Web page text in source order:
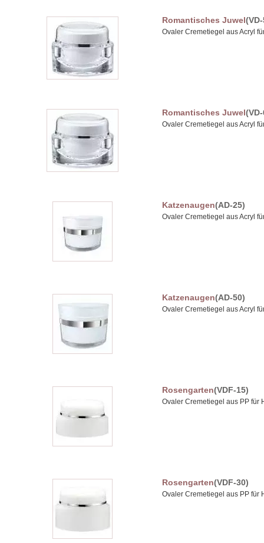
Romantisches Juwel
Ovaler Cremetiegel aus Acryl
Romantisches Juwel
Ovaler Cremetiegel aus Acryl
Katzenaugen(AD-25)
Ovaler Cremetiegel aus Acryl
Katzenaugen(AD-50)
Ovaler Cremetiegel aus Acryl
Rosengarten(VDF-15)
Ovaler Cremetiegel aus PP für
Rosengarten(VDF-30)
Ovaler Cremetiegel aus PP für